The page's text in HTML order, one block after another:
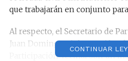
que trabajarán en conjunto
Al respecto, el Secretario de
Juan Domingo Viola, manifestó:
Participación Vecinal son un
CONTINUAR